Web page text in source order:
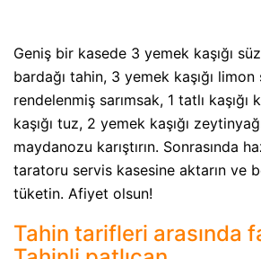
Geniş bir kasede 3 yemek kaşığı
bardağı tahin, 3 yemek kaşığı
rendelenmiş sarımsak, 1 tatlı kaşığı
kaşığı tuz, 2 yemek kaşığı
maydanozu karıştırın. Sonrasında
taratoru servis kasesine aktarın ve
tüketin. Afiyet olsun!
Tahin tarifleri arasında